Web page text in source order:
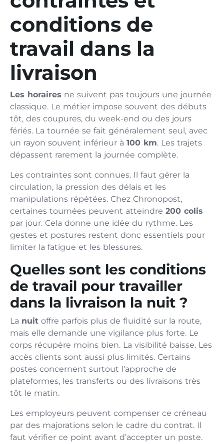
conditions de
travail dans la
livraison
Les horaires ne suivent pas toujours une journée
classique. Le métier impose souvent des débuts
tôt, des coupures, du week-end ou des jours
fériés. La tournée se fait généralement seul, avec
un rayon souvent inférieur à 100 km. Les trajets
dépassent rarement la journée complète.
Les contraintes sont connues. Il faut gérer la
circulation, la pression des délais et les
manipulations répétées. Chez Chronopost,
certaines tournées peuvent atteindre 200 colis
par jour. Cela donne une idée du rythme. Les
gestes et postures restent donc essentiels pour
limiter la fatigue et les blessures.
Quelles sont les conditions
de travail pour travailler
dans la livraison la nuit ?
La nuit offre parfois plus de fluidité sur la route,
mais elle demande une vigilance plus forte. Le
corps récupère moins bien. La visibilité baisse. Les
accès clients sont aussi plus limités. Certains
postes concernent surtout l’approche de
plateformes, les transferts ou des livraisons très
tôt le matin.
Les employeurs peuvent compenser ce créneau
par des majorations selon le cadre du contrat. Il
faut vérifier ce point avant d’accepter un poste.